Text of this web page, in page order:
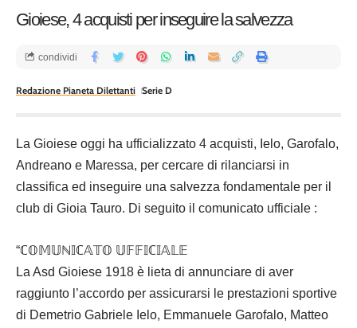
Gioiese, 4 acquisti per inseguire la salvezza
Redazione Pianeta Dilettanti Serie D
condividi
La Gioiese oggi ha ufficializzato 4 acquisti, Ielo, Garofalo,
Andreano e Maressa, per cercare di rilanciarsi in
classifica ed inseguire una salvezza fondamentale per il
club di Gioia Tauro. Di seguito il comunicato ufficiale :
“ℂ𝕆𝕄𝕌ℕ𝕀ℂ𝔸𝕋𝕆 𝕌𝔽𝔽𝕀ℂ𝕀𝔸𝕃𝔼
La Asd Gioiese 1918 è lieta di annunciare di aver
raggiunto l’accordo per assicurarsi le prestazioni sportive
di Demetrio Gabriele Ielo, Emmanuele Garofalo, Matteo